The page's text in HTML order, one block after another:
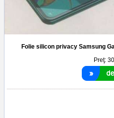
Folie silicon privacy Samsung
Preţ: 30